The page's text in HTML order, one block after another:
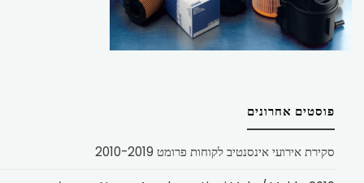
פוסטים אחרונים
סקירת אירועי אינסנטיב לקוחות פרומט 2010-2019